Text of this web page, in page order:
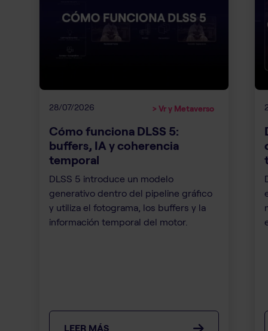
28/07/2026 > Vr y Metaverso
Cómo funciona DLSS 5:
buffers, IA y coherencia
temporal
DLSS 5 introduce un modelo
generativo dentro del pipeline gráfico
y utiliza el fotograma, los buffers y la
información temporal del motor.
LEER MÁS